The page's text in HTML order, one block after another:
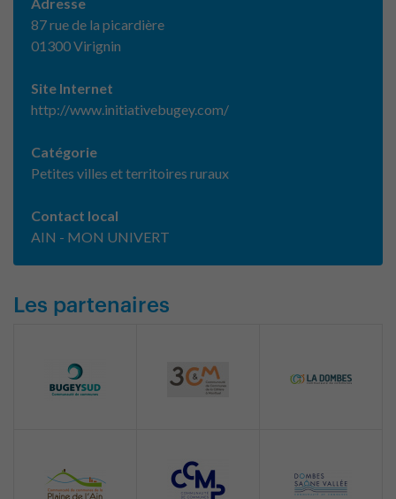
87 rue de la picardière
01300 Virignin
Site Internet
http://www.initiativebugey.com/
Catégorie
Petites villes et territoires ruraux
Contact local
AIN - MON UNIVERT
Les partenaires